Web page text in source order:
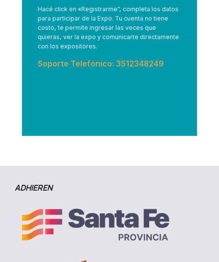
Hacé click en «Registrarme”, completa los datos
para participar de la Expo. Tu cuenta no tiene
costo, te permite ingresar las veces que
quieras, ver la expo y comunicarte directamente
con los expositores.
Soporte Telefónico: 3512348249
ADHIEREN